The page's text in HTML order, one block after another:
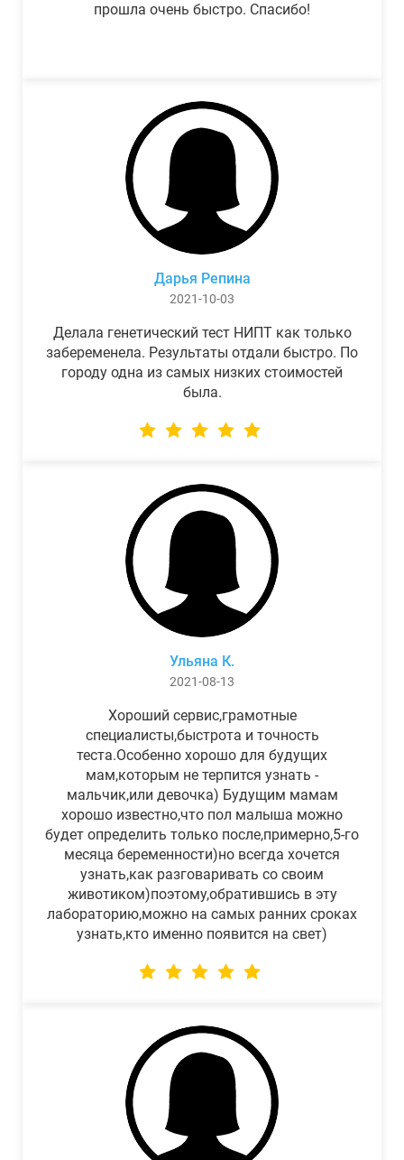
прошла очень быстро. Спасибо!
Дарья Репина
2021-10-03
Делала генетический тест НИПТ как только
забеременела. Результаты отдали быстро. По
городу одна из самых низких стоимостей
была.
Ульяна К.
2021-08-13
Хороший сервис,грамотные
специалисты,быстрота и точность
теста.Особенно хорошо для будущих
мам,которым не терпится узнать -
мальчик,или девочка) Будущим мамам
хорошо известно,что пол малыша можно
будет определить только после,примерно,5-го
месяца беременности)но всегда хочется
узнать,как разговаривать со своим
животиком)поэтому,обратившись в эту
лабораторию,можно на самых ранних сроках
узнать,кто именно появится на свет)